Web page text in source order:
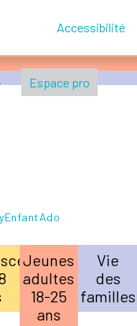
Accessibilité
Espace pro
Jeunes
adultes
18-25
ans
Vie
des
familles